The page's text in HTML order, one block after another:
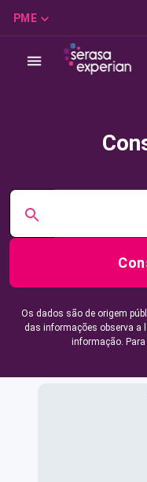
PME
Os dados são de origem
das informações observa a
informação.